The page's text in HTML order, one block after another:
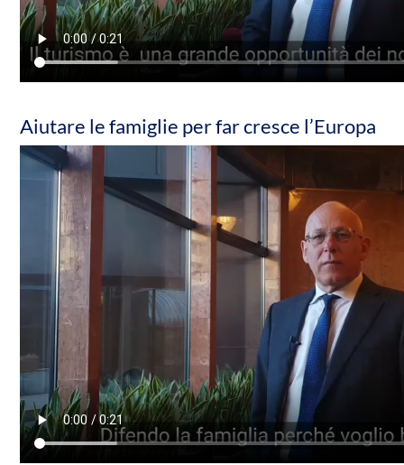
Aiutare le famiglie per far cresce l’Europa